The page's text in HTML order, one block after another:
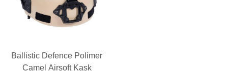
Ballistic Defence Polimer
Camel Airsoft Kask